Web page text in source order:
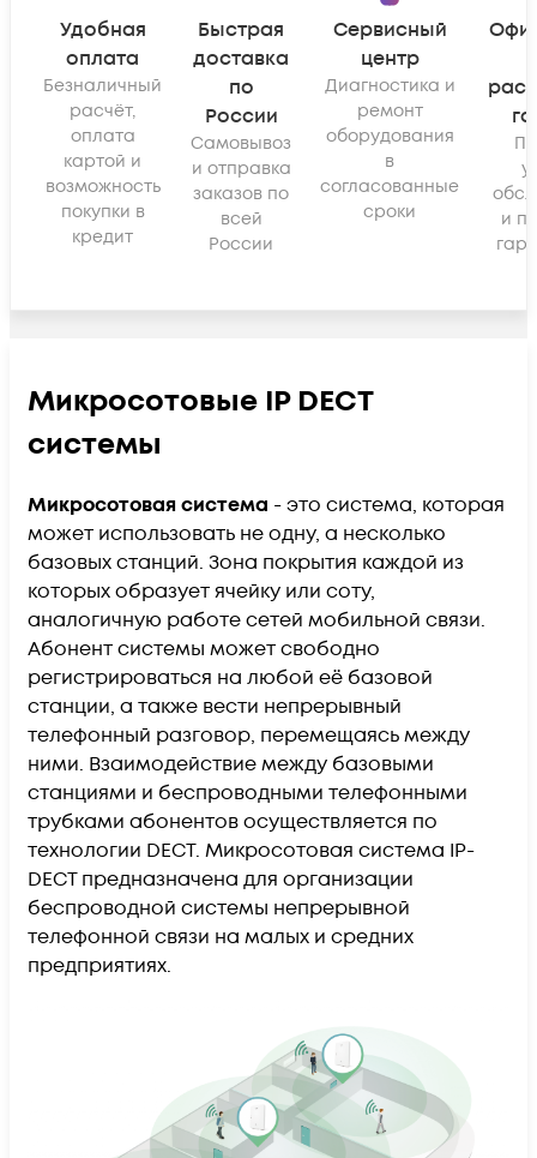
Удобная
оплата
Безналичный
расчёт,
оплата
картой и
возможность
покупки в
кредит
Быстрая
доставка
по
России
Самовывоз
и отправка
заказов по
всей
России
Сервисный
центр
Диагностика и
ремонт
оборудования
в
согласованные
сроки
и
Микросотовые IP DECT
системы
Микросотовая система - это система, которая
может использовать не одну, а несколько
базовых станций. Зона покрытия каждой из
которых образует ячейку или соту,
аналогичную работе сетей мобильной связи.
Абонент системы может свободно
регистрироваться на любой её базовой
станции, а также вести непрерывный
телефонный разговор, перемещаясь между
ними. Взаимодействие между базовыми
станциями и беспроводными телефонными
трубками абонентов осуществляется по
технологии DECT. Микросотовая система IP-
DECT предназначена для организации
беспроводной системы непрерывной
телефонной связи на малых и средних
предприятиях.